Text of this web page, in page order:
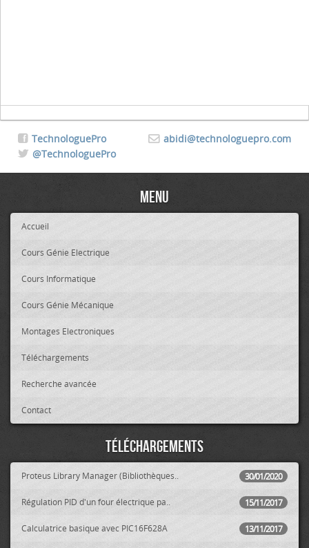
abidi@technologuepro.com
TechnologuePro
@TechnologuePro
Menu
Accueil
Cours Génie Electrique
Cours Informatique
Cours Génie Mécanique
Montages Electroniques
Téléchargements
Recherche avancée
Contact
Téléchargements
30/01/2020
Proteus Library Manager (Bibliothèques..
15/11/2017
Régulation PID d'un four électrique pa..
13/11/2017
Calculatrice basique avec PIC16F628A